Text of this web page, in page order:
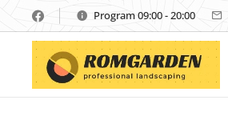
Program 09:00 - 20:00